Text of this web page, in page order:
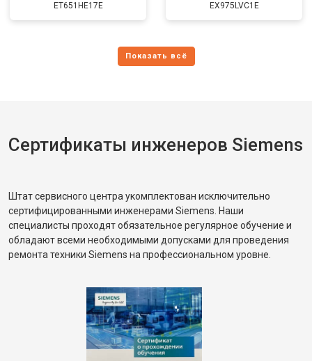
ET651HE17E EX975LVC1E
Сертификаты инженеров Siemens
Штат сервисного центра укомплектован исключительно
сертифицированными инженерами Siemens. Наши
специалисты проходят обязательное регулярное обучение и
обладают всеми необходимыми допусками для проведения
ремонта техники Siemens на профессиональном уровне.